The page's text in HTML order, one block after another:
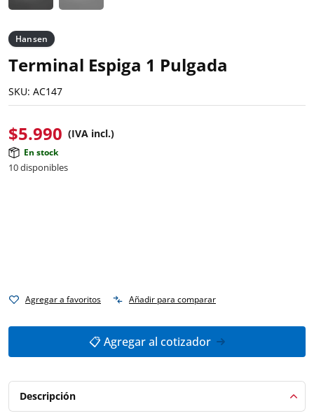
Hansen
Terminal Espiga 1 Pulgada
SKU: AC147
$5.990 (IVA incl.)
En stock
10 disponibles
Agregar a favoritos Añadir para comparar
📋 Agregar al cotizador
Descripción